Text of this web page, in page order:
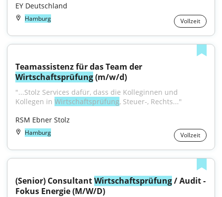
EY Deutschland
Hamburg Vollzeit
Wirtschaftsprüfung (m/w/d)
"...Stolz Services dafür, dass die Kolleginnen und
Kollegen in Wirtschaftsprüfung, Steuer-, Rechts..."
RSM Ebner Stolz
Hamburg Vollzeit
(Senior) Consultant Wirtschaftsprüfung / Audit -
Fokus Energie (M/W/D)